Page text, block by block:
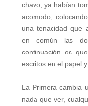
chavo, ya habían
acomodo,
una tenacidad que
en común las
continuación es
escritos en el papel y
La Primera cambia
nada que ver,